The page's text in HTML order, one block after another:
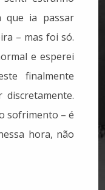
que ia passar
– mas foi só.
e esperei
finalmente
discretamente.
sofrimento – é
hora, não